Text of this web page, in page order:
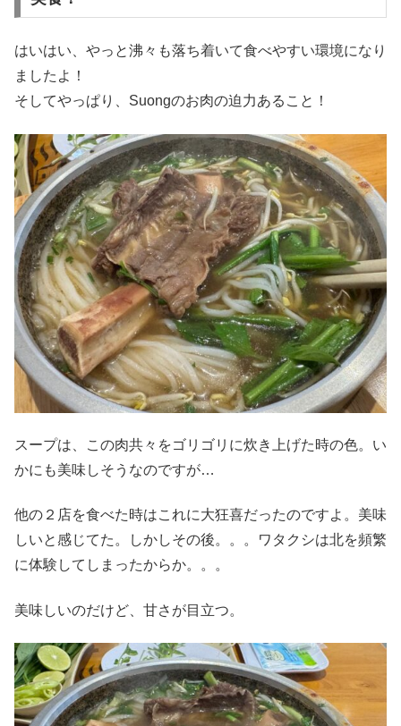
はいはい、やっと沸々も落ち着いて食べやすい環境になり
ましたよ！
そしてやっぱり、Suongのお肉の迫力あること！
スープは、この肉共々をゴリゴリに炊き上げた時の色。い
かにも美味しそうなのですが…
他の２店を食べた時はこれに大狂喜だったのですよ。美味
しいと感じてた。しかしその後。。。ワタクシは北を頻繁
に体験してしまったからか。。。
美味しいのだけど、甘さが目立つ。